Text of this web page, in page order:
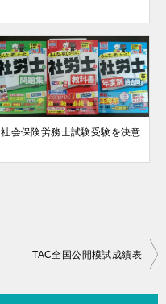
社会保険労務士試験受験を決意
TAC全国公開模試成績表